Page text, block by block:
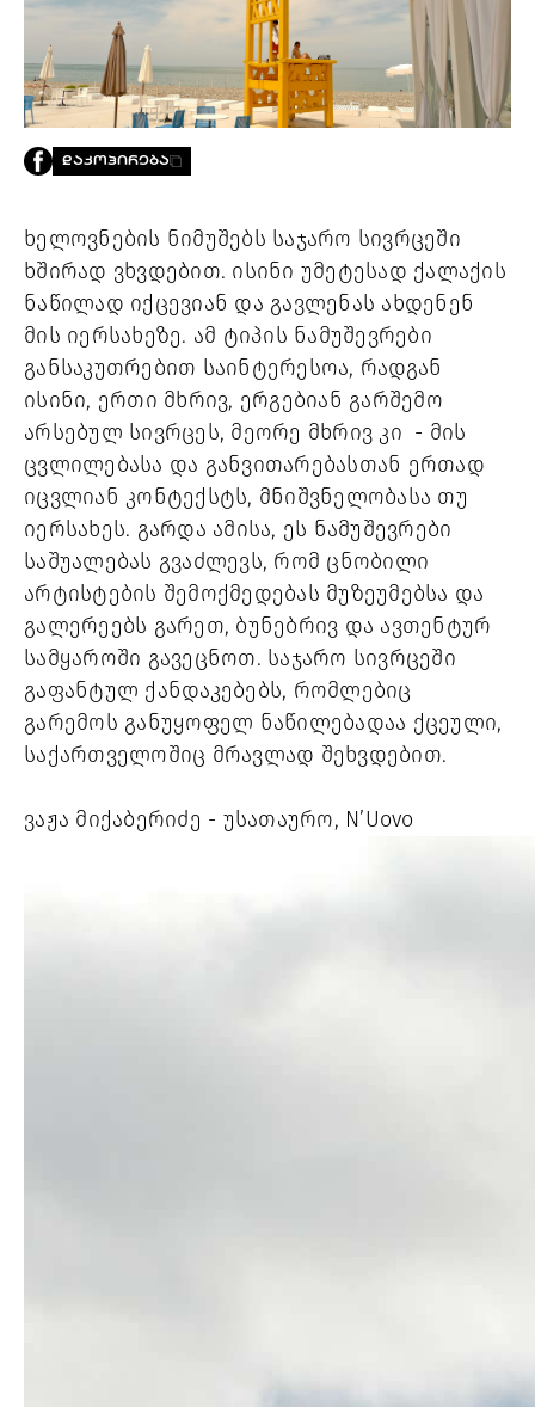
PROJECTS
LIBRARY
SHOP
ᲒᲐᲛᲝᲒᲕᲧᲔᲕᲘ
INFO@HAMMOCKMAGAZINE.GE
ᲩᲕᲔᲜ
ᲨᲔᲡᲐᲮᲔᲑ
STUDIO
ᲓᲐᲙᲝᲞᲘᲠᲔᲑᲐ
ხელოვნების ნიმუშებს საჯარო სივრცეში
ხშირად ვხვდებით. ისინი უმეტესად ქალაქის
ნაწილად იქცევიან და გავლენას ახდენენ
მის იერსახეზე. ამ ტიპის ნამუშევრები
განსაკუთრებით საინტერესოა, რადგან
ისინი, ერთი მხრივ, ერგებიან გარშემო
არსებულ სივრცეს, მეორე მხრივ კი  - მის
ცვლილებასა და განვითარებასთან ერთად
იცვლიან კონტექსტს, მნიშვნელობასა თუ
იერსახეს. გარდა ამისა, ეს ნამუშევრები
საშუალებას გვაძლევს, რომ ცნობილი
არტისტების შემოქმედებას მუზეუმებსა და
გალერეებს გარეთ, ბუნებრივ და ავთენტურ
სამყაროში გავეცნოთ. საჯარო სივრცეში
გაფანტულ ქანდაკებებს, რომლებიც
გარემოს განუყოფელ ნაწილებადაა ქცეული,
საქართველოშიც მრავლად შეხვდებით.
ვაჟა მიქაბერიძე - უსათაურო, N’Uovo